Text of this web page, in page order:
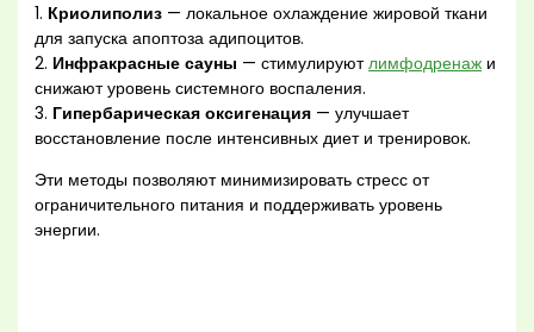
1. Криолиполиз — локальное охлаждение жировой ткани
для запуска апоптоза адипоцитов.
2. Инфракрасные сауны — стимулируютлимфодренаж и
снижают уровень системного воспаления.
3. Гипербарическая оксигенация — улучшает
восстановление после интенсивных диет и тренировок.
Эти методы позволяют минимизировать стресс от
ограничительного питания и поддерживать уровень
энергии.